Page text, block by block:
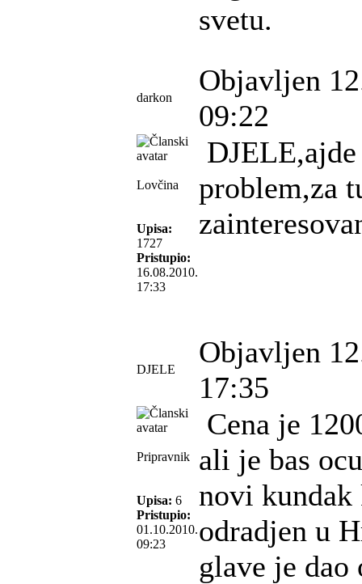
svetu.
darkon
Objavljen
09:22
Lovčina
Upisa:
1727
Pristupio:
16.08.2010.
17:33
problem,za
DJELE
Objavljen
17:35
Pripravnik
Upisa: 6
Pristupio:
01.10.2010.
09:23
Cena je
ali je bas
novi
odradjen u
glave je